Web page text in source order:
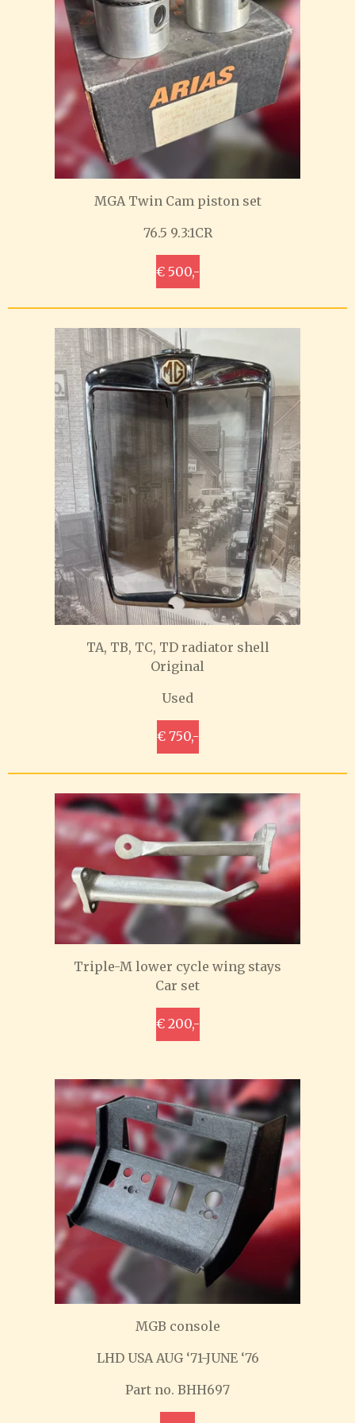
MGA Twin Cam piston set
76.5 9.3:1CR
€ 500,-
TA, TB, TC, TD radiator shell
Original
Used
€ 750,-
Triple-M lower cycle wing stays
Car set
€ 200,-
MGB console
LHD USA AUG ‘71-JUNE ‘76
Part no. BHH697